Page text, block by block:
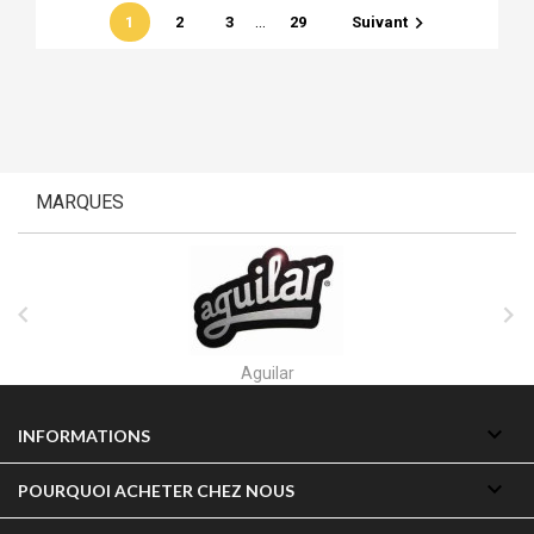
1 2 3 29 Suivant
MARQUES
 
INFORMATIONS 
POURQUOI ACHETER CHEZ NOUS
